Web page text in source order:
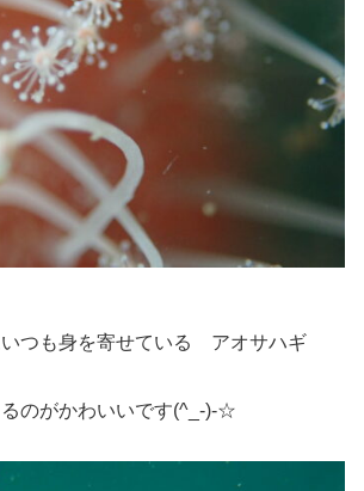
いつも身を寄せている アオサハギ
のがかわいいです(^_-)-☆